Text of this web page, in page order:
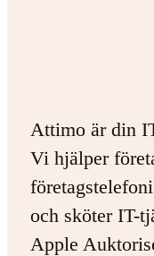
Attimo är din
Vi hjälper
och sköter IT-
Apple